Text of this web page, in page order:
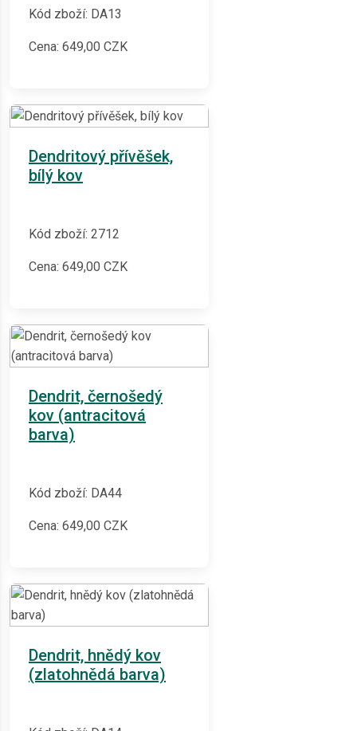
Kód zboží: DA13
Cena: 649,00 CZK
Dendritový přívěšek,
bílý kov
Kód zboží: 2712
Cena: 649,00 CZK
Dendrit, černošedý
kov (antracitová
barva)
Kód zboží: DA44
Cena: 649,00 CZK
Dendrit, hnědý kov
(zlatohnědá barva)